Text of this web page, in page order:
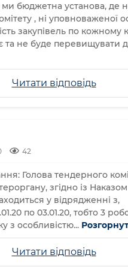
Читати відповідь
бюджетна установа, де
, ні уповноваженої
закупівель по кожному
не буде перевищувати
42
Читати відповідь
Голова тендерного
згідно із Наказом
у відрядженні з,
по 03.01.20, тобто 3
з особливістю...